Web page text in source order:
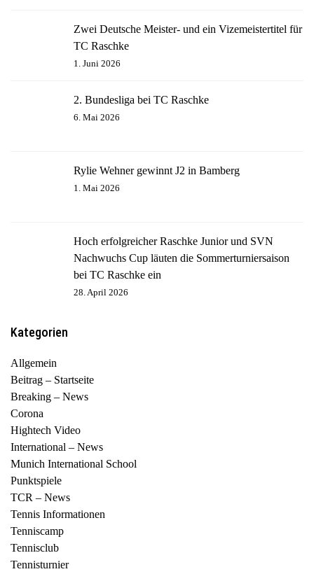
Zwei Deutsche Meister- und ein Vizemeistertitel für
TC Raschke
1. Juni 2026
2. Bundesliga bei TC Raschke
6. Mai 2026
Rylie Wehner gewinnt J2 in Bamberg
1. Mai 2026
Hoch erfolgreicher Raschke Junior und SVN
Nachwuchs Cup läuten die Sommerturniersaison
bei TC Raschke ein
28. April 2026
Kategorien
Allgemein
Beitrag – Startseite
Breaking – News
Corona
Hightech Video
International – News
Munich International School
Punktspiele
TCR – News
Tennis Informationen
Tenniscamp
Tennisclub
Tennisturnier